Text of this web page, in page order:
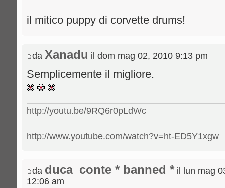
il mitico puppy di corvette drums!
da Xanadu il dom mag 02, 2010 9:13 pm
Semplicemente il migliore.
http://youtu.be/9RQ6r0pLdWc
http://www.youtube.com/watch?v=ht-ED5Y1xgw
da duca_conte * banned * il lun mag
12:06 am